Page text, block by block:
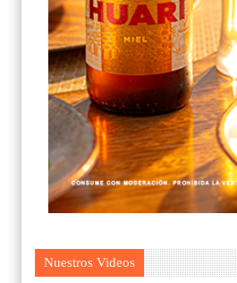
Nuestros Videos